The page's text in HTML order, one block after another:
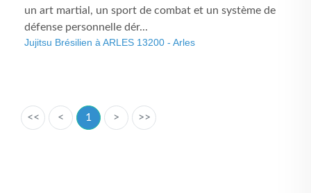
un art martial, un sport de combat et un système de
défense personnelle dér...
Jujitsu Brésilien à ARLES 13200 - Arles
<< < 1 > >>